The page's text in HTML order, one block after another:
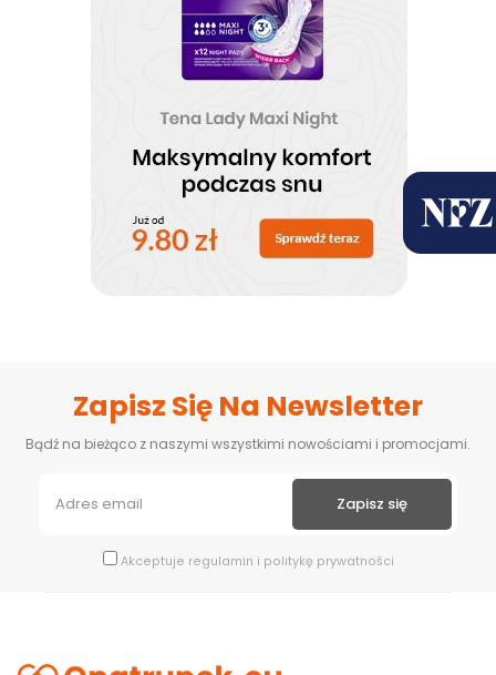
Zapisz Się Na Newsletter
Bądź na bieżąco z naszymi wszystkimi nowościami i promocjami.
Akceptuje regulamin i politykę prywatności